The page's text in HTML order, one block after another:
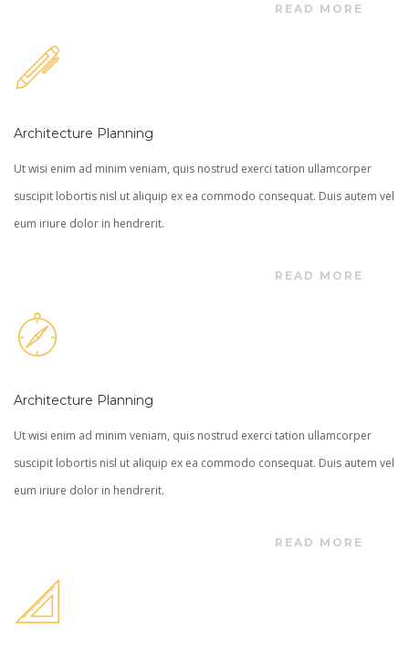
READ MORE
Architecture Planning
Ut wisi enim ad minim veniam, quis nostrud exerci tation ullamcorper
suscipit lobortis nisl ut aliquip ex ea commodo consequat. Duis autem vel
eum iriure dolor in hendrerit.
READ MORE
Architecture Planning
Ut wisi enim ad minim veniam, quis nostrud exerci tation ullamcorper
suscipit lobortis nisl ut aliquip ex ea commodo consequat. Duis autem vel
eum iriure dolor in hendrerit.
READ MORE